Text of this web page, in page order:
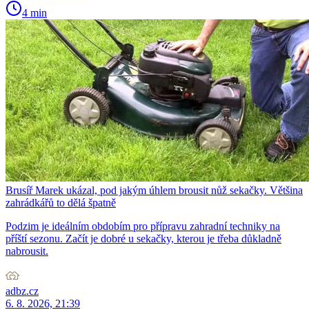
4 min
Brusíř Marek ukázal, pod jakým úhlem brousit nůž sekačky. Většina
zahrádkářů to dělá špatně
Podzim je ideálním obdobím pro přípravu zahradní techniky na
příští sezonu. Začít je dobré u sekačky, kterou je třeba důkladně
nabrousit.
adbz.cz
6. 8. 2026, 21:39